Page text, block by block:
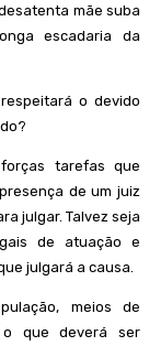
mãe suba
escadaria da
o devido
tarefas que
de um juiz
julgar. Talvez seja
de atuação e
julgará a causa.
meios de
o que deverá ser